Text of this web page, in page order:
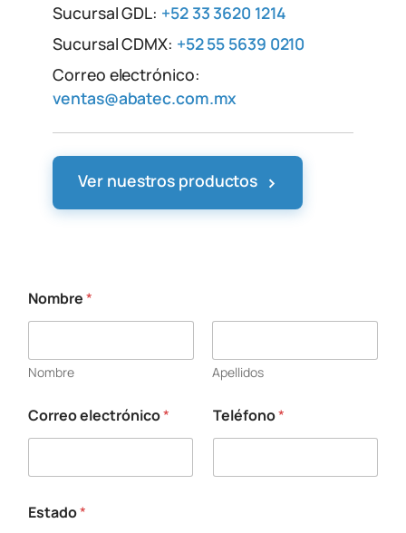
Sucursal GDL: +52 33 3620 1214
Sucursal CDMX: +52 55 5639 0210
Correo electrónico:
ventas@abatec.com.mx
Ver nuestros productos ›
Nombre*
Nombre Apellidos
*
*
s
a
Correo electrónico* Teléfono*
Estado*